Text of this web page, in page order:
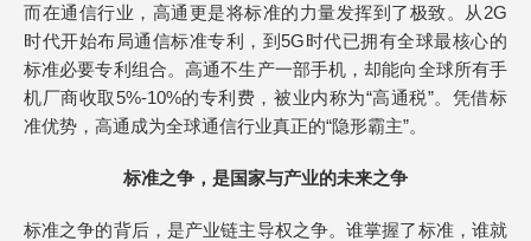
而在通信行业，高通更是将标准的力量发挥到了极致。从2G
时代开始布局通信标准专利，到5G时代已拥有全球最核心的
标准必要专利组合。高通不生产一部手机，却能向全球所有手
机厂商收取5%-10%的专利费，被业内称为“高通税”。凭借标
准优势，高通成为全球通信行业真正的“隐形霸主”。
标准之争，是国家与产业的未来之争
标准之争的背后，是产业链主导权之争。谁掌握了标准，谁就